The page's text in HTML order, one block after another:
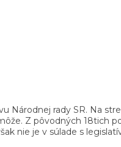
Národnej rady SR. Na
Z pôvodných 18tich
nie je v súlade s